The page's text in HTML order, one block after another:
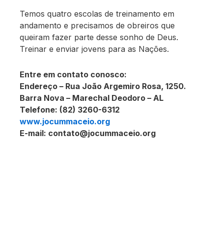
Temos quatro escolas de treinamento em
andamento e precisamos de obreiros que
queiram fazer parte desse sonho de Deus.
Treinar e enviar jovens para as Nações.
Entre em contato conosco:
Endereço – Rua João Argemiro Rosa, 1250.
Barra Nova – Marechal Deodoro – AL
Telefone: (82) 3260-6312
www.jocummaceio.org
E-mail: contato@jocummaceio.org